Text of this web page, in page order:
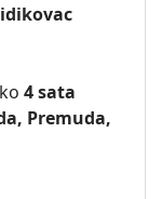
4 sata
Premuda,